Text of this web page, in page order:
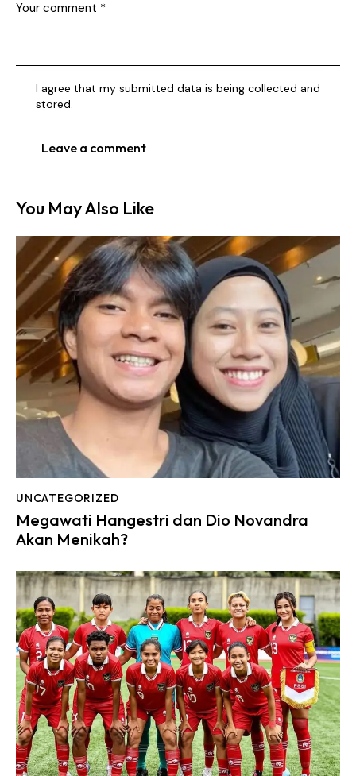
I agree that my submitted data is being collected and
stored.
You May Also Like
UNCATEGORIZED
Megawati Hangestri dan Dio Novandra
Akan Menikah?